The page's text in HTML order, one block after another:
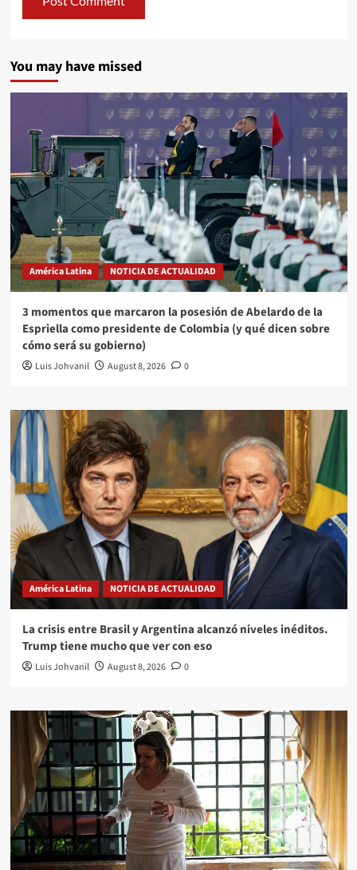
You may have missed
América Latina NOTICIA DE ACTUALIDAD
3 momentos que marcaron la posesión de Abelardo de la
Espriella como presidente de Colombia (y qué dicen sobre
cómo será su gobierno)
Luis Johvanil August 8, 2026 0
América Latina NOTICIA DE ACTUALIDAD
La crisis entre Brasil y Argentina alcanzó niveles inéditos.
Trump tiene mucho que ver con eso
Luis Johvanil August 8, 2026 0